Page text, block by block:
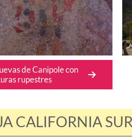
de Canipole con
rupestres
CALIFORNIA